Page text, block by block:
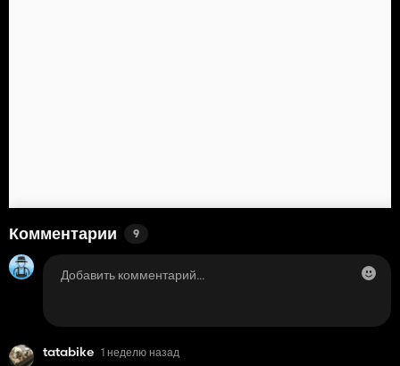
Комментарии 9
tatabike 1 неделю назад